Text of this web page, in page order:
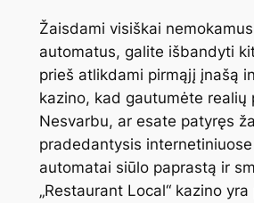
Žaisdami visiškai
automatus, galite išbandyti
prieš atlikdami pirmąjį įnašą
kazino, kad gautumėte realių
Nesvarbu, ar esate patyręs
pradedantysis
automatai siūlo paprastą ir
„Restaurant Local“ kazino